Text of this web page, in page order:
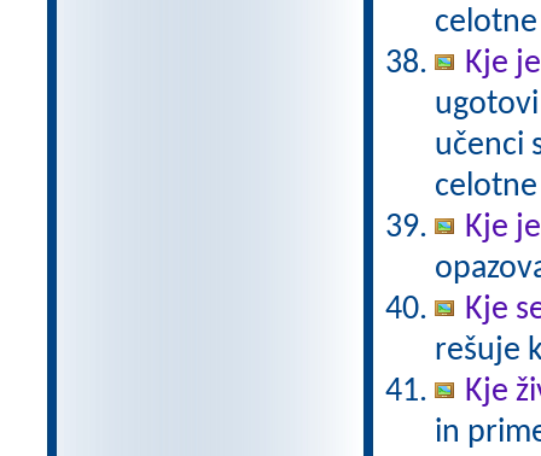
Kje
učenci
Kje
Kje
rešuje
Kje
in